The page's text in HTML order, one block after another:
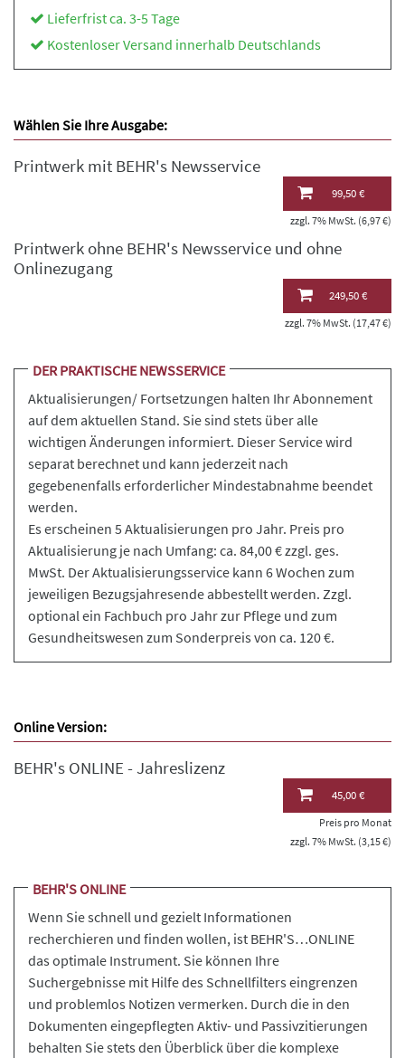
Lieferfrist ca. 3-5 Tage
Kostenloser Versand innerhalb Deutschlands
Wählen Sie Ihre Ausgabe:
Printwerk mit BEHR's Newsservice
99,50 €
zzgl. 7% MwSt. (6,97 €)
Printwerk ohne BEHR's Newsservice und ohne
Onlinezugang
249,50 €
zzgl. 7% MwSt. (17,47 €)
DER PRAKTISCHE NEWSSERVICE
Aktualisierungen/ Fortsetzungen halten Ihr Abonnement
auf dem aktuellen Stand. Sie sind stets über alle
wichtigen Änderungen informiert. Dieser Service wird
separat berechnet und kann jederzeit nach
gegebenenfalls erforderlicher Mindestabnahme beendet
werden.
Es erscheinen 5 Aktualisierungen pro Jahr. Preis pro
Aktualisierung je nach Umfang: ca. 84,00 € zzgl. ges.
MwSt. Der Aktualisierungsservice kann 6 Wochen zum
jeweiligen Bezugsjahresende abbestellt werden. Zzgl.
optional ein Fachbuch pro Jahr zur Pflege und zum
Gesundheitswesen zum Sonderpreis von ca. 120 €.
Online Version:
BEHR's ONLINE - Jahreslizenz
45,00 €
Preis pro Monat
zzgl. 7% MwSt. (3,15 €)
BEHR'S ONLINE
Wenn Sie schnell und gezielt Informationen
recherchieren und finden wollen, ist BEHR'S…ONLINE
das optimale Instrument. Sie können Ihre
Suchergebnisse mit Hilfe des Schnellfilters eingrenzen
und problemlos Notizen vermerken. Durch die in den
Dokumenten eingepflegten Aktiv- und Passivzitierungen
behalten Sie stets den Überblick über die komplexe